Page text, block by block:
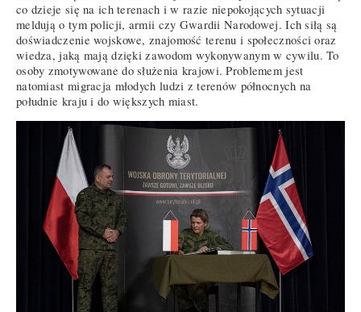
co dzieje się na ich terenach i w razie niepokojących sytuacji
meldują o tym policji, armii czy Gwardii Narodowej. Ich siłą są
doświadczenie wojskowe, znajomość terenu i społeczności oraz
wiedza, jaką mają dzięki zawodom wykonywanym w cywilu. To
osoby zmotywowane do służenia krajowi. Problemem jest
natomiast migracja młodych ludzi z terenów północnych na
południe kraju i do większych miast.